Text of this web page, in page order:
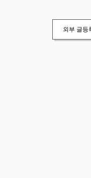
외부 글등